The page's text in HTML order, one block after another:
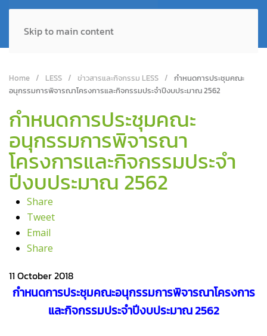
Skip to main content
Home LESS ข่าวสารและกิจกรรม LESS
กำหนดการประชุมคณะ
อนุกรรมการพิจารณาโครงการและกิจกรรมประจำปีงบประมาณ 2562
กำหนดการประชุมคณะ
อนุกรรมการพิจารณา
โครงการและกิจกรรมประจำ
ปีงบประมาณ 2562
Share
Tweet
Email
Share
11 October 2018
กำหนดการประชุมคณะอนุกรรมการพิจารณาโครงการ
และกิจกรรมประจำปีงบประมาณ 2562